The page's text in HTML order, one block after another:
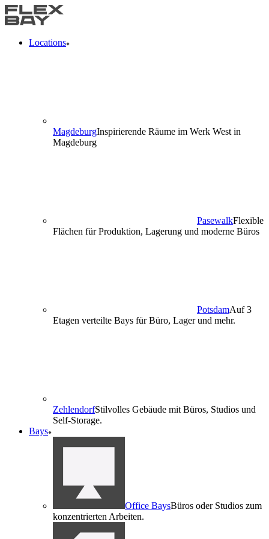
Locations
MagdeburgInspirierende Räume im Werk West in
Magdeburg
PasewalkFlexible
Flächen für Produktion, Lagerung und moderne Büros
PotsdamAuf 3
Etagen verteilte Bays für Büro, Lager und mehr.
ZehlendorfStilvolles Gebäude mit Büros, Studios und
Self-Storage.
Bays
Office BaysBüros oder Studios zum
konzentrierten Arbeiten.